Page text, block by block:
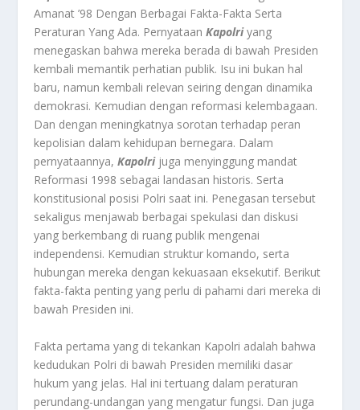
Amanat ’98 Dengan Berbagai Fakta-Fakta Serta
Peraturan Yang Ada. PernyataanKapolriyang
menegaskan bahwa mereka berada di bawah Presiden
kembali memantik perhatian publik. Isu ini bukan hal
baru, namun kembali relevan seiring dengan dinamika
demokrasi. Kemudian dengan reformasi kelembagaan.
Dan dengan meningkatnya sorotan terhadap peran
kepolisian dalam kehidupan bernegara. Dalam
pernyataannya,Kapolrijuga menyinggung mandat
Reformasi 1998 sebagai landasan historis. Serta
konstitusional posisi Polri saat ini. Penegasan tersebut
sekaligus menjawab berbagai spekulasi dan diskusi
yang berkembang di ruang publik mengenai
independensi. Kemudian struktur komando, serta
hubungan mereka dengan kekuasaan eksekutif. Berikut
fakta-fakta penting yang perlu di pahami dari mereka di
bawah Presiden ini.
Fakta pertama yang di tekankan Kapolri adalah bahwa
kedudukan Polri di bawah Presiden memiliki dasar
hukum yang jelas. Hal ini tertuang dalam peraturan
perundang-undangan yang mengatur fungsi. Dan juga